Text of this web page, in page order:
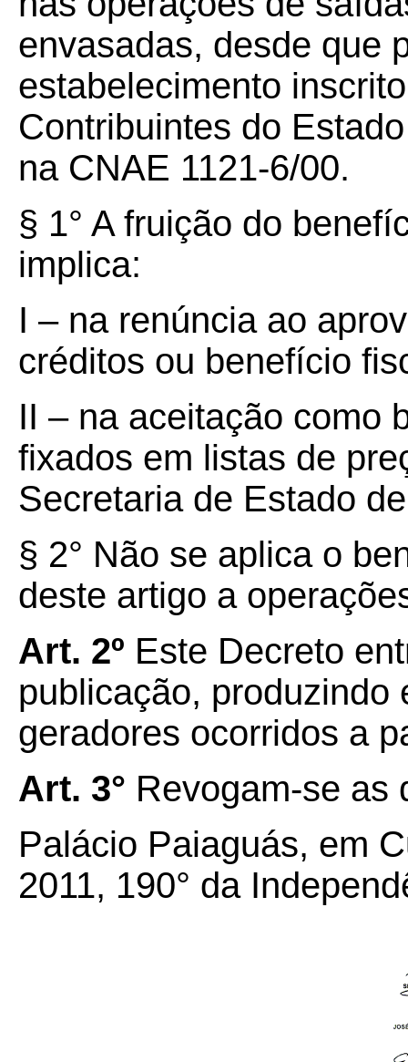
envasadas, desde que
estabelecimento
Contribuintes do
na CNAE 1121-6/00.
§ 1° A fruição do
implica:
I – na renúncia ao
créditos ou benefício
II – na aceitação como
fixados em listas de
Secretaria de Estado
§ 2° Não se aplica o
deste artigo a
Art. 2º Este Decreto
publicação, produzindo
geradores ocorridos a
Art. 3° Revogam-se as
Palácio Paiaguás, em
2011, 190° da